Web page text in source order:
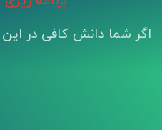
اگر شما دانش کافی در این